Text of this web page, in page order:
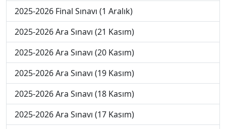
2025-2026 Final Sınavı (1 Aralık)
2025-2026 Ara Sınavı (21 Kasım)
2025-2026 Ara Sınavı (20 Kasım)
2025-2026 Ara Sınavı (19 Kasım)
2025-2026 Ara Sınavı (18 Kasım)
2025-2026 Ara Sınavı (17 Kasım)